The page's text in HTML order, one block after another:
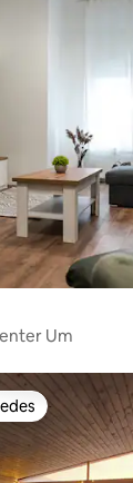
Um
dos